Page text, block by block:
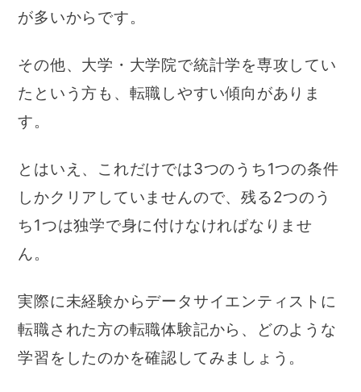
が多いからです。
その他、大学・大学院で統計学を専攻してい
たという方も、転職しやすい傾向がありま
す。
とはいえ、これだけでは3つのうち1つの条件
しかクリアしていませんので、残る2つのう
ち1つは独学で身に付けなければなりませ
ん。
実際に未経験からデータサイエンティストに
転職された方の転職体験記から、どのような
学習をしたのかを確認してみましょう。